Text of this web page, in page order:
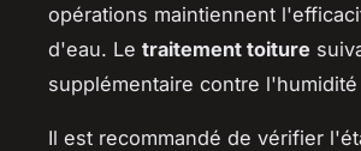
opérations maintiennent
d'eau. Le traitement toiture
supplémentaire contre
Il est recommandé de vérifier